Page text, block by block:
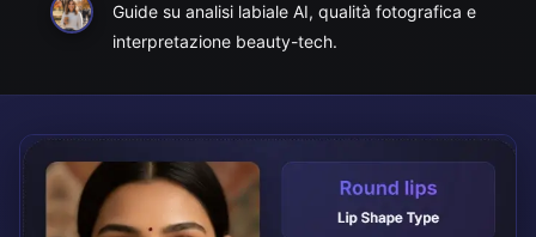
Guide su analisi labiale AI, qualità fotografica e
interpretazione beauty-tech.